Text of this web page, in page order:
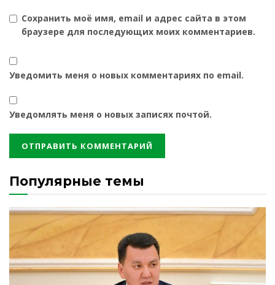
Сохранить моё имя, email и адрес сайта в этом
браузере для последующих моих комментариев.
Уведомить меня о новых комментариях по email.
Уведомлять меня о новых записях почтой.
Популярные темы